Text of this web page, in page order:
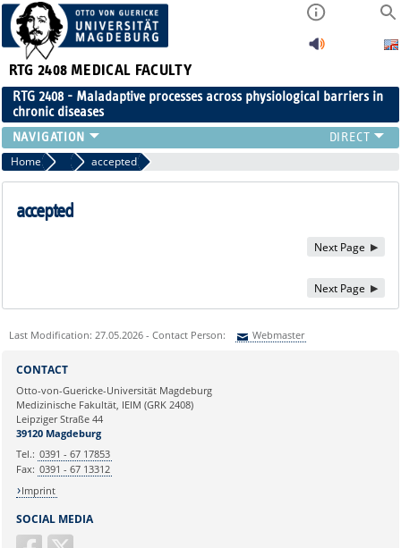
RTG 2408 MEDICAL FACULTY
RTG 2408 - Maladaptive processes across physiological barriers in
chronic diseases
PEOPLE
RESEARCH
PUBLICATIONS
Home Publications
accepted
accepted
Next Page
Next Page
Last Modification: 27.05.2026 - Contact Person: Webmaster
Ihre E-Mailadresse:
Ihr Anliegen:
SOCIAL MEDIA
CONTACT
Otto-von-Guericke-Universität Magdeburg
Medizinische Fakultät, IEIM (GRK 2408)
Leipziger Straße 44
39120 Magdeburg
Tel.: 0391 - 67 17853
Fax: 0391 - 67 13312
Imprint